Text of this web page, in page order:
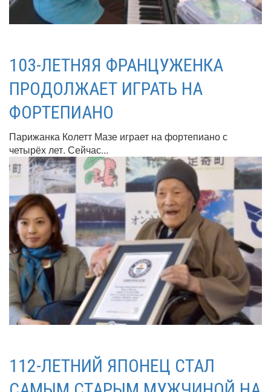
103-ЛЕТНЯЯ ФРАНЦУЖЕНКА
ПРОДОЛЖАЕТ ИГРАТЬ НА
ФОРТЕПИАНО
Парижанка Колетт Мазе играет на фортепиано с
четырёх лет. Сейчас...
112-ЛЕТНИЙ ЯПОНЕЦ СТАЛ